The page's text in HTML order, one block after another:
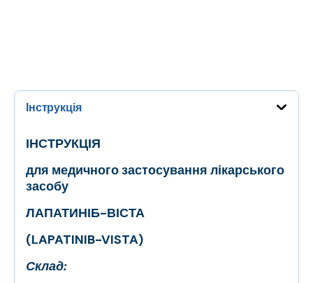
Інструкція
ІНСТРУКЦІЯ
для медичного застосування лікарського
засобу
ЛАПАТИНІБ-ВІСТА
(LAPATINIB-VISTA)
Cклад: